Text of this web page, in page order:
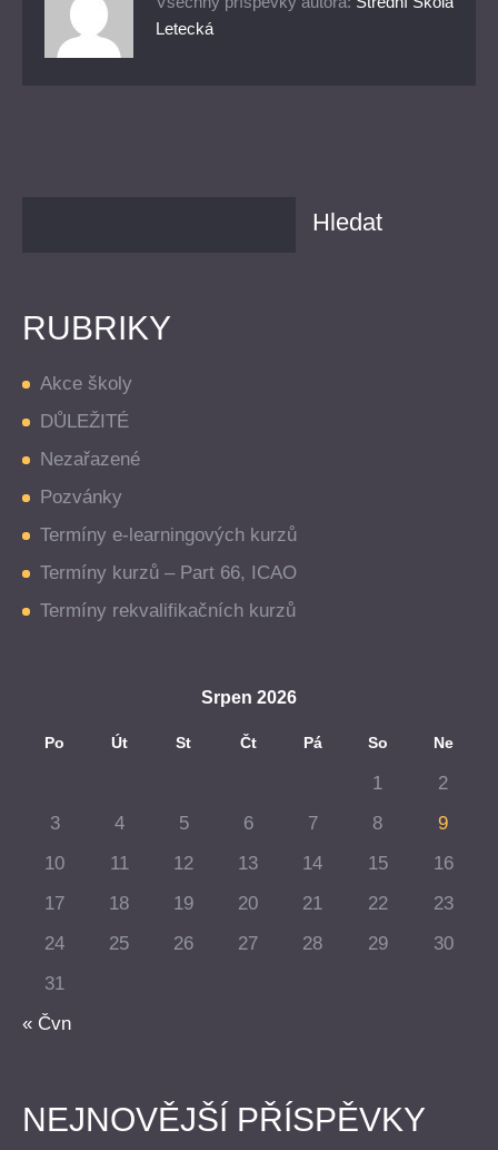
Letecká
RUBRIKY
Akce školy
DŮLEŽITÉ
Nezařazené
Pozvánky
Termíny e-learningových kurzů
Termíny kurzů – Part 66, ICAO
Termíny rekvalifikačních kurzů
Srpen 2026
Po Út St Čt Pá So Ne
« Čvn
1
2
3
4 5 6 7 8
9
10
11 12 13 14 15
16
17
18 19 20 21 22
23
24
25 26 27 28 29
30
31
NEJNOVĚJŠÍ PŘÍSPĚVKY